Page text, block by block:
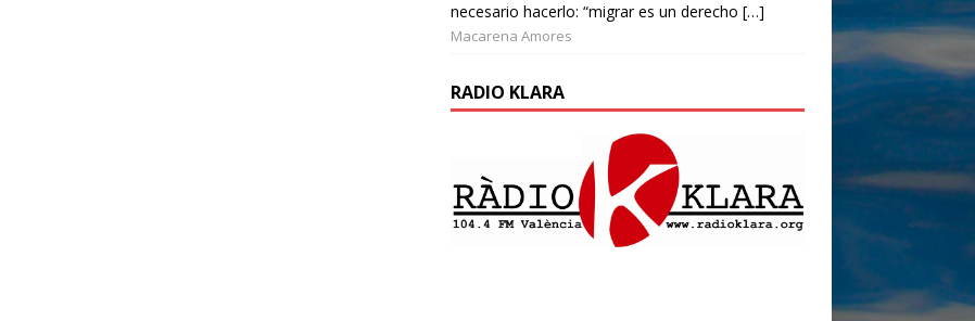
necesario hacerlo: “migrar es un derecho […]
Macarena Amores
RADIO KLARA